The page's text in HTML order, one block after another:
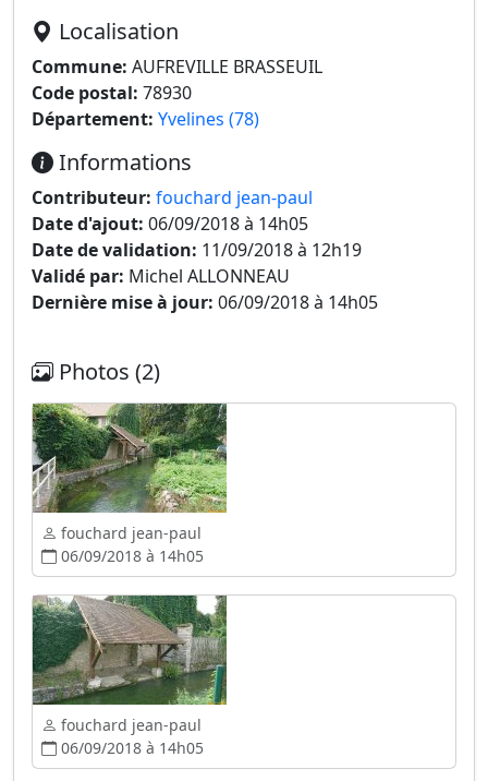
Localisation
Commune: AUFREVILLE BRASSEUIL
Code postal: 78930
Département: Yvelines (78)
Informations
Contributeur: fouchard jean-paul
Date d'ajout: 06/09/2018 à 14h05
Date de validation: 11/09/2018 à 12h19
Validé par: Michel ALLONNEAU
Dernière mise à jour: 06/09/2018 à 14h05
Photos (2)
fouchard jean-paul
06/09/2018 à 14h05
fouchard jean-paul
06/09/2018 à 14h05